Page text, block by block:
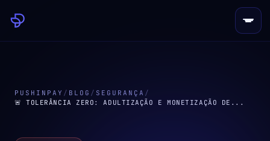
PUSHINPAY / BLOG / SEGURANÇA /
🚨 TOLERÂNCIA ZERO: ADULTIZAÇÃO E MONETIZAÇÃO DE...